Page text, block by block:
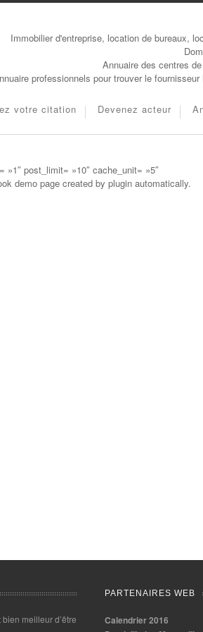
Immobilier d'entreprise, location de bureaux,
Annuaire des centres
professionnels pour trouver le
votre citation Devenez acteur
»1″ post_limit= »10″ cache_unit= »5″
demo page created by plugin automatically.
meilleur d’être
PARTENAIRES WEB
Calendrier 2016